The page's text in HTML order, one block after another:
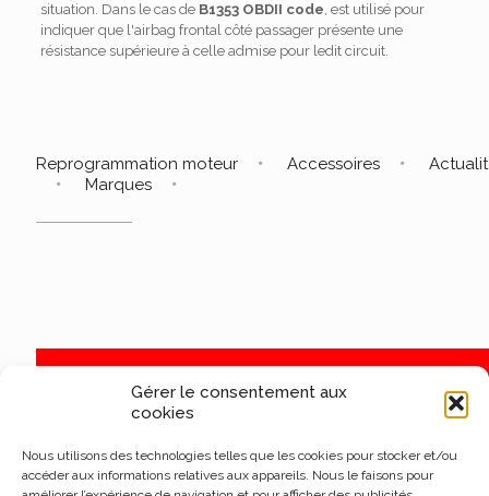
Gérer le consentement aux
cookies
Nous utilisons des technologies telles que les cookies pour stocker et/ou
accéder aux informations relatives aux appareils. Nous le faisons pour
situation. Dans le cas de B1353 OBDII code, est utilisé pour
indiquer que l'airbag frontal côté passager présente une
résistance supérieure à celle admise pour ledit circuit.
Reprogrammation moteur Accessoires
Marques